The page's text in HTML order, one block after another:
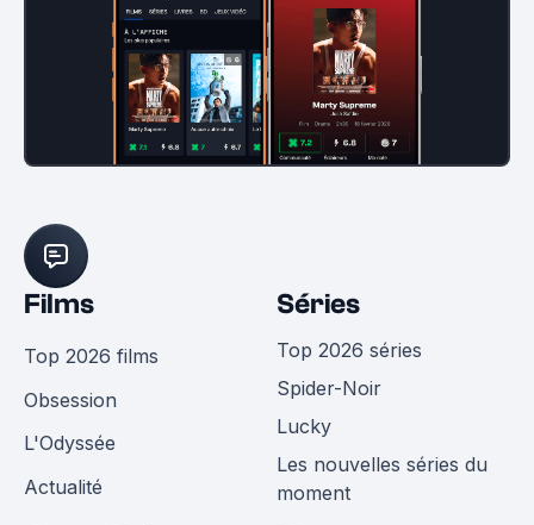
Films
Top 2026 films
Obsession
L'Odyssée
Actualité
Séries
Top 2026 séries
Spider-Noir
Lucky
Les nouvelles séries du
moment